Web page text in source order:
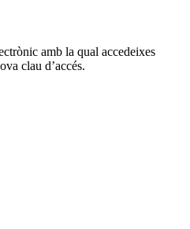
amb la qual accedeixes
clau d’accés.